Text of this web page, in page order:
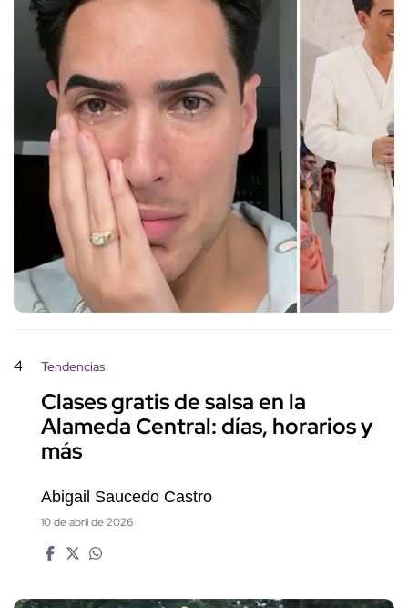
4 Tendencias
Clases gratis de salsa en la
Alameda Central: días, horarios y
más
Abigail Saucedo Castro
10 de abril de 2026